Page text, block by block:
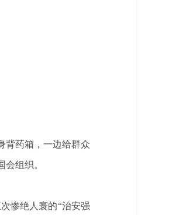
背药箱，一边给群众
组织。
惨绝人寰的“治安强